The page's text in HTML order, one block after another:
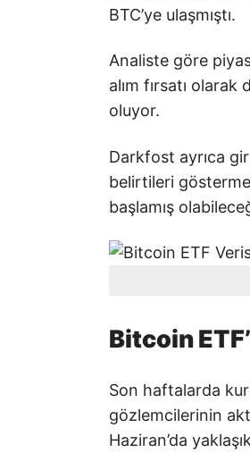
BTC’ye ulaşmıştı.
Analiste göre
alım fırsatı
oluyor.
Darkfost ayrıca
belirtileri
başlamış
Bitcoin
Son haftalarda
gözlemcilerinin
Haziran’da